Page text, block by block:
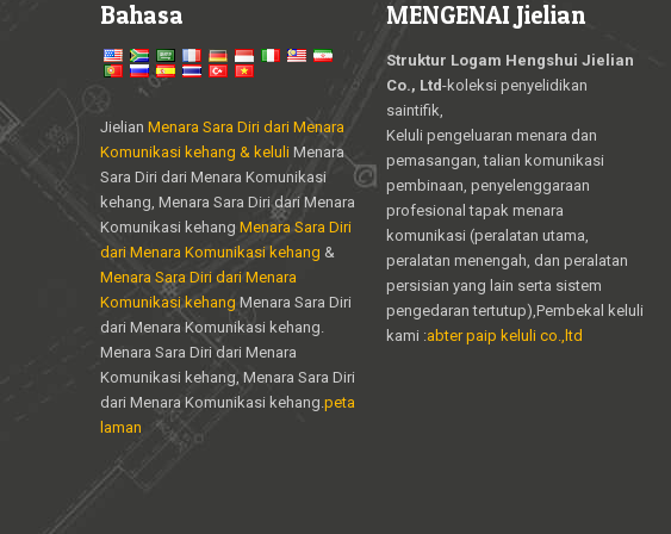
Bahasa
Jielian Menara Sara Diri dari Menara
Komunikasi kehang & keluli Menara
Sara Diri dari Menara Komunikasi
kehang, Menara Sara Diri dari Menara
Komunikasi kehang Menara Sara Diri
dari Menara Komunikasi kehang &
Menara Sara Diri dari Menara
Komunikasi kehang Menara Sara Diri
dari Menara Komunikasi kehang.
Menara Sara Diri dari Menara
Komunikasi kehang, Menara Sara Diri
dari Menara Komunikasi kehang. peta
laman
MENGENAI Jielian
Struktur Logam Hengshui Jielian
Co., Ltd-koleksi penyelidikan
saintifik,
Keluli pengeluaran menara dan
pemasangan, talian komunikasi
pembinaan, penyelenggaraan
profesional tapak menara
komunikasi (peralatan utama,
peralatan menengah, dan peralatan
persisian yang lain serta sistem
pengedaran tertutup),Pembekal keluli
kami :abter paip keluli co.,ltd